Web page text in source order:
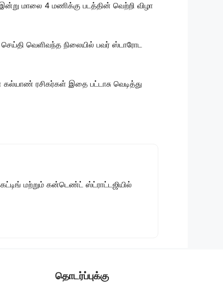
மாலை 4 மணிக்கு படத்தின் வெற்றி விழா
வெளிவந்த நிலையில் பவர் ஸ்டாரோட
ரசிகர்கள் இதை பட்டாசு வெடித்து
மற்றும் கன்டெண்ட் ஸ்ட்ராட்டஜியில்
தொடர்ப்புக்கு